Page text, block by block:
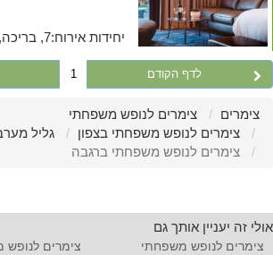
יחידות אירוח:7, בריכה, בריכה פרטית
לדף הקודם 1
צימרים
צימרים לנופש משפחתי
צימרים לנופש משפחתי בצפון
גליל
צימרים לנופש משפחתי ברגבה
אולי זה יעניין אותך גם
צימרים לנופש משפחתי צימרים לנופש